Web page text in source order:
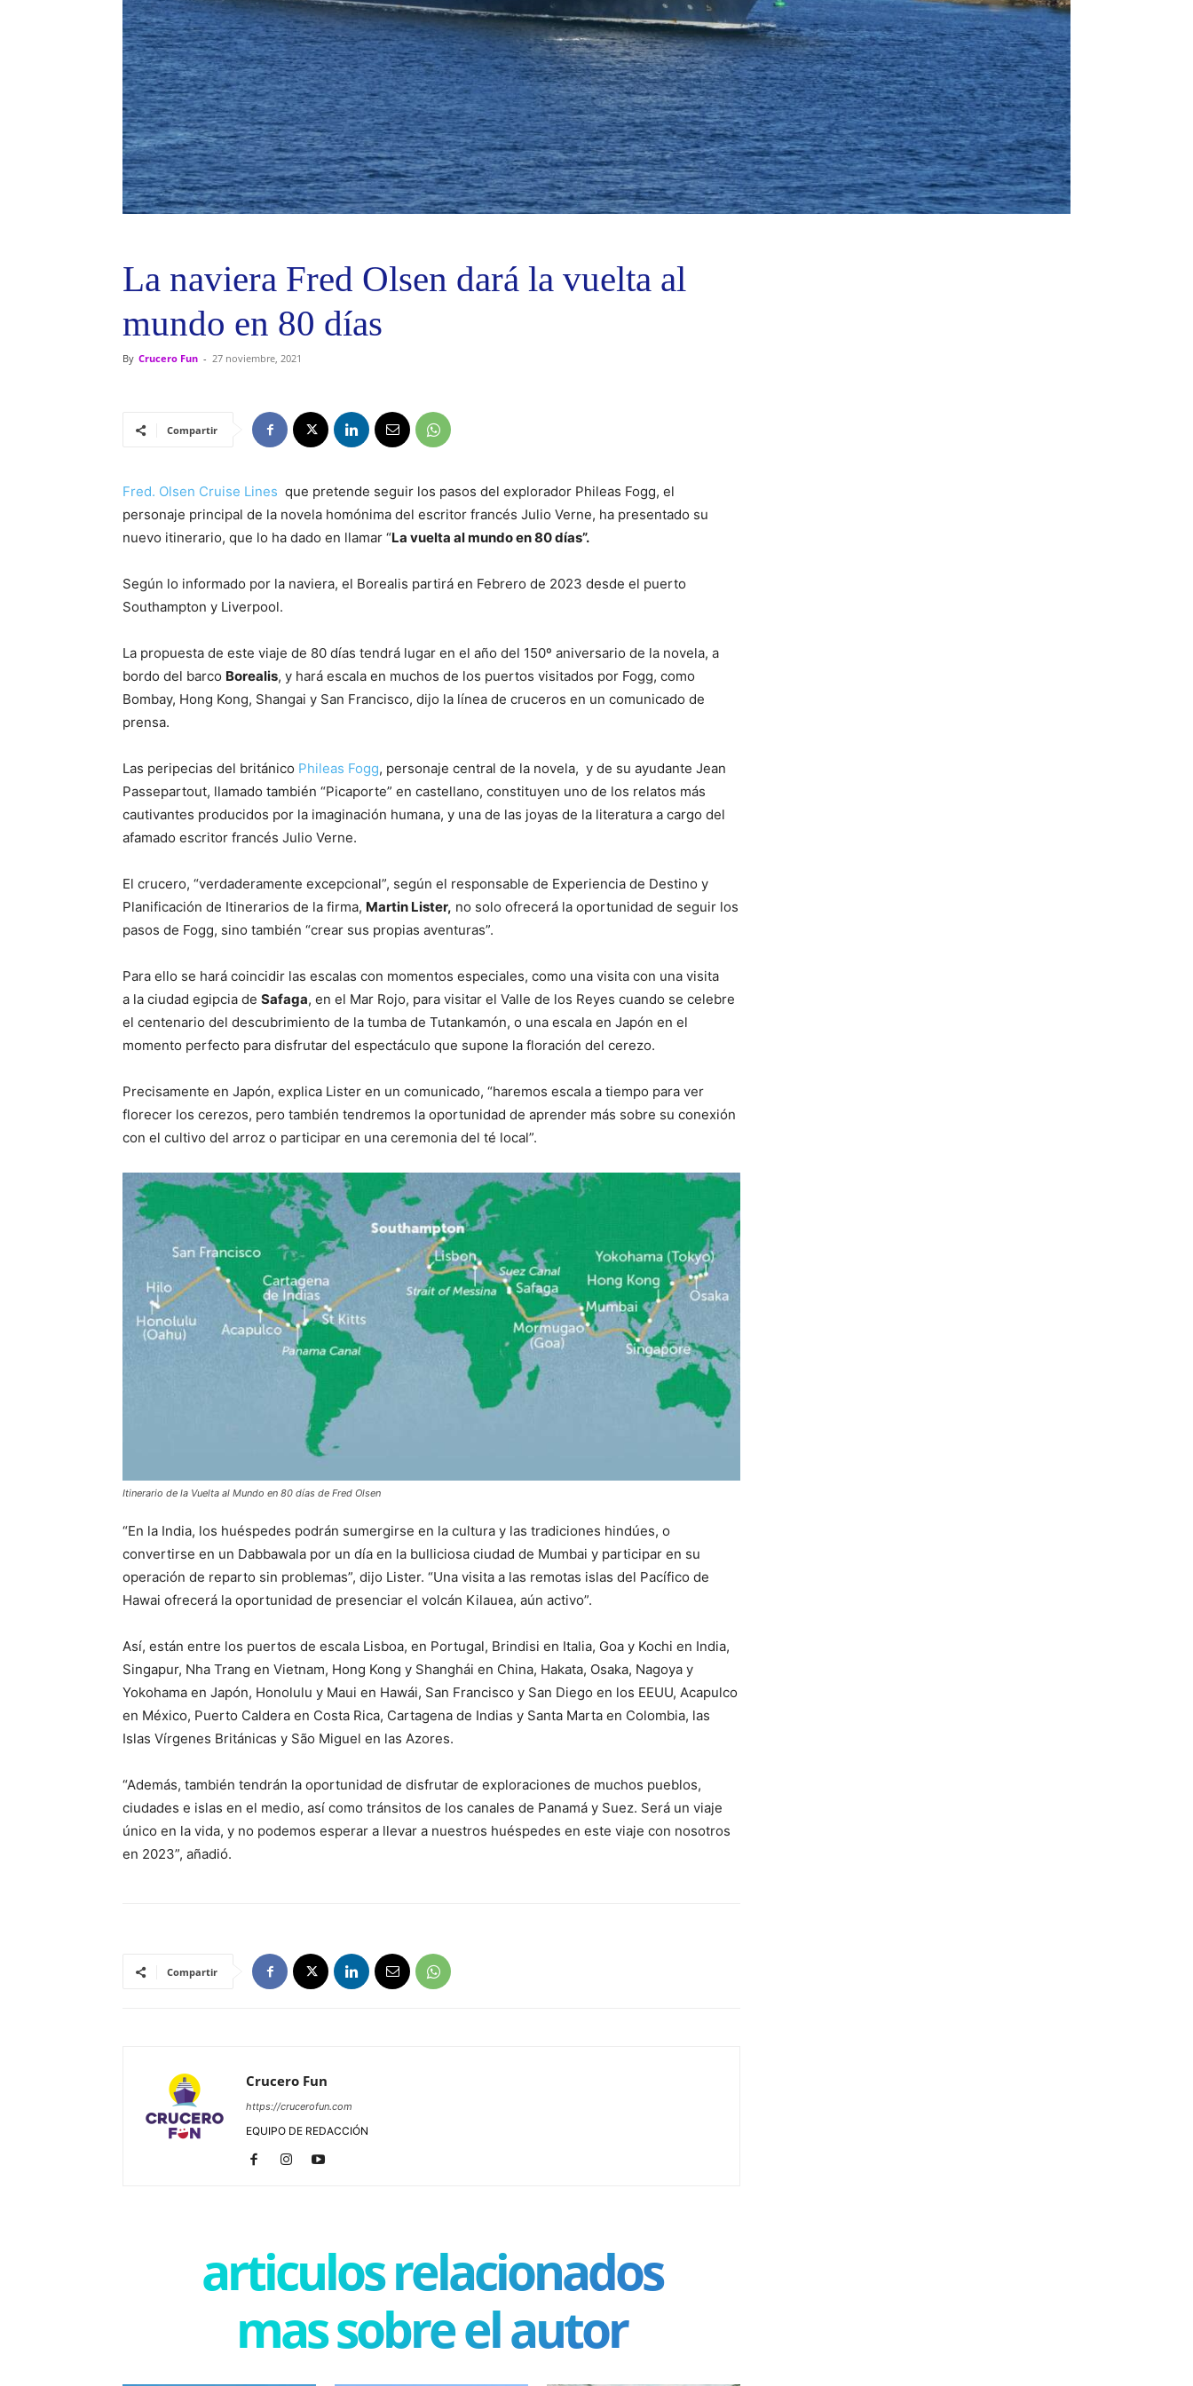
La naviera Fred Olsen dará la vuelta al
mundo en 80 días
By Crucero Fun - 27 noviembre, 2021
Compartir
Fred. Olsen Cruise Lines que pretende seguir los pasos del explorador Phileas Fogg, el
personaje principal de la novela homónima del escritor francés Julio Verne, ha presentado su
nuevo itinerario, que lo ha dado en llamar “La vuelta al mundo en 80 días”.
Según lo informado por la naviera, el Borealis partirá en Febrero de 2023 desde el puerto
Southampton y Liverpool.
La propuesta de este viaje de 80 días tendrá lugar en el año del 150º aniversario de la novela, a
bordo del barco Borealis, y hará escala en muchos de los puertos visitados por Fogg, como
Bombay, Hong Kong, Shangai y San Francisco, dijo la línea de cruceros en un comunicado de
prensa.
Las peripecias del británico Phileas Fogg, personaje central de la novela, y de su ayudante Jean
Passepartout, llamado también “Picaporte” en castellano, constituyen uno de los relatos más
cautivantes producidos por la imaginación humana, y una de las joyas de la literatura a cargo del
afamado escritor francés Julio Verne.
El crucero, “verdaderamente excepcional”, según el responsable de Experiencia de Destino y
Planificación de Itinerarios de la firma, Martin Lister, no solo ofrecerá la oportunidad de seguir los
pasos de Fogg, sino también “crear sus propias aventuras”.
Para ello se hará coincidir las escalas con momentos especiales, como una visita con una visita
a la ciudad egipcia de Safaga, en el Mar Rojo, para visitar el Valle de los Reyes cuando se celebre
el centenario del descubrimiento de la tumba de Tutankamón, o una escala en Japón en el
momento perfecto para disfrutar del espectáculo que supone la floración del cerezo.
Precisamente en Japón, explica Lister en un comunicado, “haremos escala a tiempo para ver
florecer los cerezos, pero también tendremos la oportunidad de aprender más sobre su conexión
con el cultivo del arroz o participar en una ceremonia del té local”.
Itinerario de la Vuelta al Mundo en 80 días de Fred Olsen
“En la India, los huéspedes podrán sumergirse en la cultura y las tradiciones hindúes, o
convertirse en un Dabbawala por un día en la bulliciosa ciudad de Mumbai y participar en su
operación de reparto sin problemas”, dijo Lister. “Una visita a las remotas islas del Pacífico de
Hawai ofrecerá la oportunidad de presenciar el volcán Kilauea, aún activo”.
Así, están entre los puertos de escala Lisboa, en Portugal, Brindisi en Italia, Goa y Kochi en India,
Singapur, Nha Trang en Vietnam, Hong Kong y Shanghái en China, Hakata, Osaka, Nagoya y
Yokohama en Japón, Honolulu y Maui en Hawái, San Francisco y San Diego en los EEUU, Acapulco
en México, Puerto Caldera en Costa Rica, Cartagena de Indias y Santa Marta en Colombia, las
Islas Vírgenes Británicas y São Miguel en las Azores.
“Además, también tendrán la oportunidad de disfrutar de exploraciones de muchos pueblos,
ciudades e islas en el medio, así como tránsitos de los canales de Panamá y Suez. Será un viaje
único en la vida, y no podemos esperar a llevar a nuestros huéspedes en este viaje con nosotros
en 2023”, añadió.
Compartir
Crucero Fun
https://crucerofun.com
EQUIPO DE REDACCIÓN
articulos relacionados
mas sobre el autor